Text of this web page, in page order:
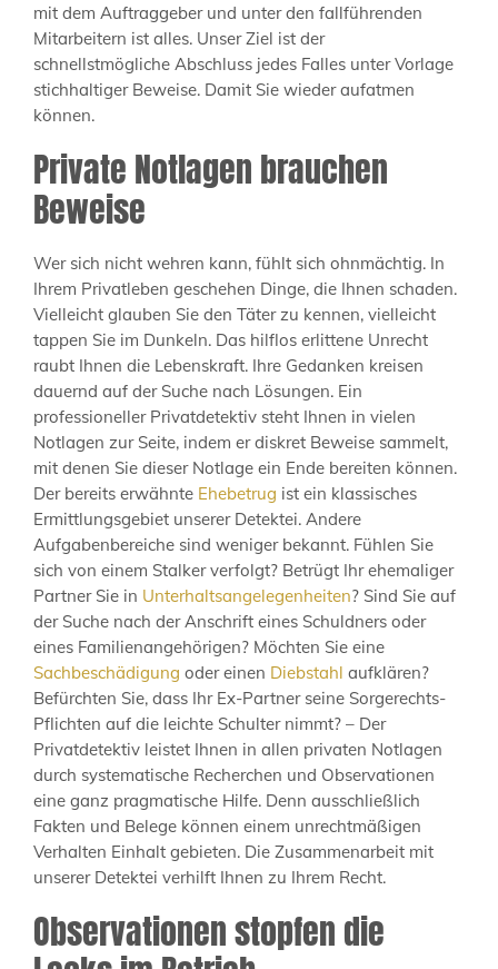
mit dem Auftraggeber und unter den fallführenden
Mitarbeitern ist alles. Unser Ziel ist der
schnellstmögliche Abschluss jedes Falles unter Vorlage
stichhaltiger Beweise. Damit Sie wieder aufatmen
können.
Private Notlagen brauchen
Beweise
Wer sich nicht wehren kann, fühlt sich ohnmächtig. In
Ihrem Privatleben geschehen Dinge, die Ihnen schaden.
Vielleicht glauben Sie den Täter zu kennen, vielleicht
tappen Sie im Dunkeln. Das hilflos erlittene Unrecht
raubt Ihnen die Lebenskraft. Ihre Gedanken kreisen
dauernd auf der Suche nach Lösungen. Ein
professioneller Privatdetektiv steht Ihnen in vielen
Notlagen zur Seite, indem er diskret Beweise sammelt,
mit denen Sie dieser Notlage ein Ende bereiten können.
Der bereits erwähnte Ehebetrug ist ein klassisches
Ermittlungsgebiet unserer Detektei. Andere
Aufgabenbereiche sind weniger bekannt. Fühlen Sie
sich von einem Stalker verfolgt? Betrügt Ihr ehemaliger
Partner Sie in Unterhaltsangelegenheiten? Sind Sie auf
der Suche nach der Anschrift eines Schuldners oder
eines Familienangehörigen? Möchten Sie eine
Sachbeschädigung oder einen Diebstahl aufklären?
Befürchten Sie, dass Ihr Ex-Partner seine Sorgerechts-
Pflichten auf die leichte Schulter nimmt? – Der
Privatdetektiv leistet Ihnen in allen privaten Notlagen
durch systematische Recherchen und Observationen
eine ganz pragmatische Hilfe. Denn ausschließlich
Fakten und Belege können einem unrechtmäßigen
Verhalten Einhalt gebieten. Die Zusammenarbeit mit
unserer Detektei verhilft Ihnen zu Ihrem Recht.
Observationen stopfen die